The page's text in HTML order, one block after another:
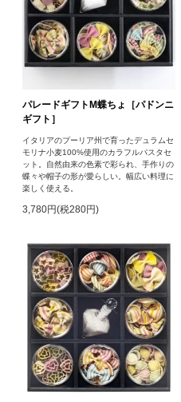
パレードギフトM蝶ちょ［パドンニ
ギフト］
イタリアのプーリア州で育ったデュラムセ
モリナ小麦100%使用のカラフルパスタセ
ット。自然由来の色素で彩られ、手作りの
蝶々や帽子の形が愛らしい。幅広い料理に
楽しく使える。
3,780円(税280円)